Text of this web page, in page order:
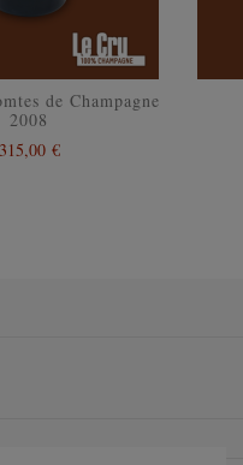
de Champagne
2008
315,00 €